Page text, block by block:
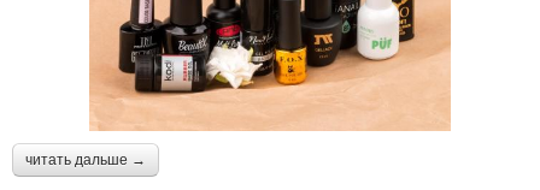
читать дальше →